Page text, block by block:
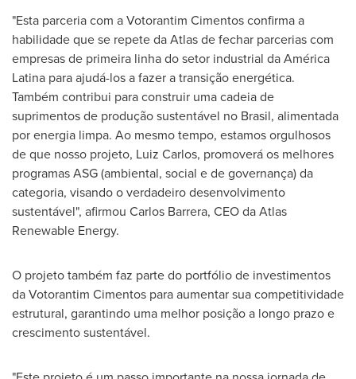
"Esta parceria com a Votorantim Cimentos confirma a
habilidade que se repete da Atlas de fechar parcerias com
empresas de primeira linha do setor industrial da América
Latina para ajudá-los a fazer a transição energética.
Também contribui para construir uma cadeia de
suprimentos de produção sustentável no Brasil, alimentada
por energia limpa. Ao mesmo tempo, estamos orgulhosos
de que nosso projeto, Luiz Carlos, promoverá os melhores
programas ASG (ambiental, social e de governança) da
categoria, visando o verdadeiro desenvolvimento
sustentável", afirmou Carlos Barrera, CEO da Atlas
Renewable Energy.
O projeto também faz parte do portfólio de investimentos
da Votorantim Cimentos para aumentar sua competitividade
estrutural, garantindo uma melhor posição a longo prazo e
crescimento sustentável.